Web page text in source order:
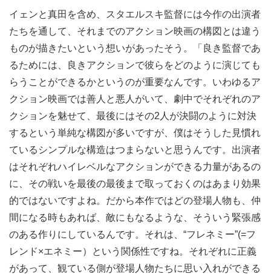
イェンと真田を含め、スタエルスキ監督には今作の出演者
たちを通して、それまでのアクション映画の構図とは違う
ものが描きたいという想いがあったそう。「良き監督であ
るためには、良きアクションで彼らをどのように演じても
らうことができるかというのが重要なんです。いわゆるア
クション映画では善人と悪人がいて、劇中でそれぞれのア
クションを魅せて、最後にはその2人が決闘のように対決
するという単純な構図が多いですが、僕はそうした見慣れ
ているシンプルな構造はつまらないと思うんです。出演者
はそれぞれハイレベルなアクションができる力量があるの
に、その戦いを最後の最後まで取っておくのはあまり効果
的ではないですよね。だから本作ではどの登場人物も、仲
間になる時もあれば、敵にもなるような、そういう緊張感
のある作りにしているんです。それは、“フレネミー”(=フ
レンド×エネミー）という関係性ですね。それぞれに正義
があって、観ている側が登場人物たちに思い入れができる